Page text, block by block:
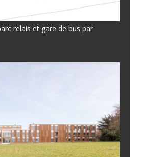
relais et gare de bus par